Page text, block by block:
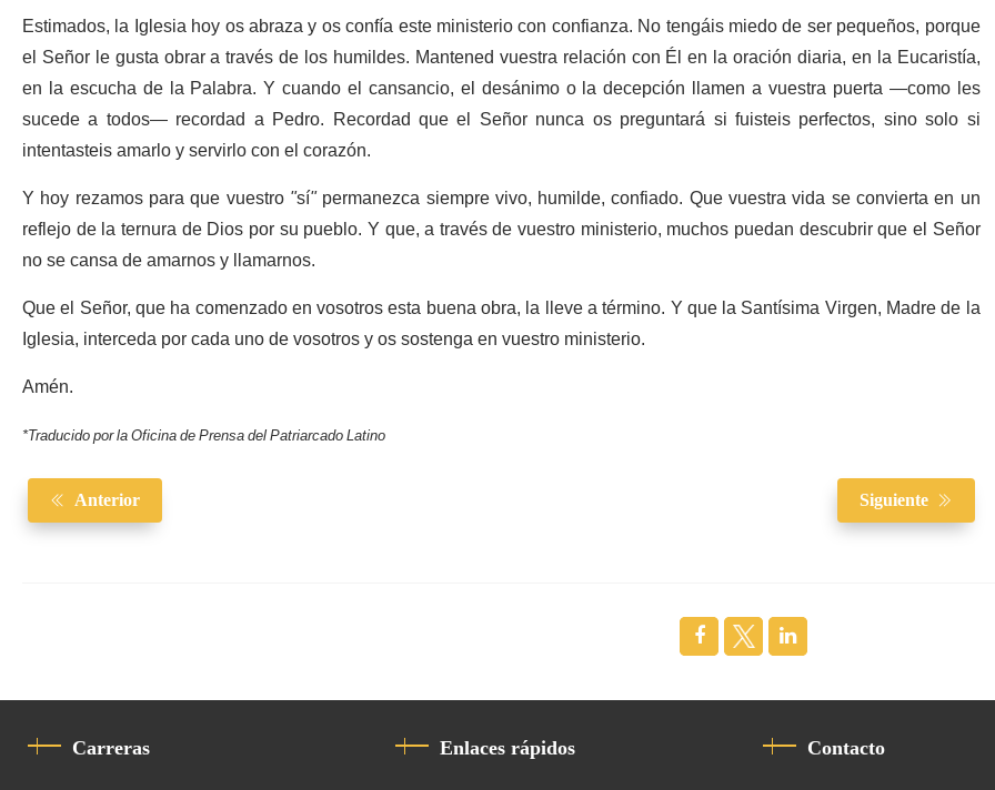
Estimados, la Iglesia hoy os abraza y os confía este ministerio con confianza. No tengáis miedo de ser pequeños, porque
el Señor le gusta obrar a través de los humildes. Mantened vuestra relación con Él en la oración diaria, en la Eucaristía,
en la escucha de la Palabra. Y cuando el cansancio, el desánimo o la decepción llamen a vuestra puerta —como les
sucede a todos— recordad a Pedro. Recordad que el Señor nunca os preguntará si fuisteis perfectos, sino solo si
intentasteis amarlo y servirlo con el corazón.
Y hoy rezamos para que vuestro"sí"permanezca siempre vivo, humilde, confiado. Que vuestra vida se convierta en un
reflejo de la ternura de Dios por su pueblo. Y que, a través de vuestro ministerio, muchos puedan descubrir que el Señor
no se cansa de amarnos y llamarnos.
Que el Señor, que ha comenzado en vosotros esta buena obra, la lleve a término. Y que la Santísima Virgen, Madre de la
Iglesia, interceda por cada uno de vosotros y os sostenga en vuestro ministerio.
Amén.
*Traducido por la Oficina de Prensa del Patriarcado Latino
Anterior Siguiente
Carreras Enlaces rápidos Contacto